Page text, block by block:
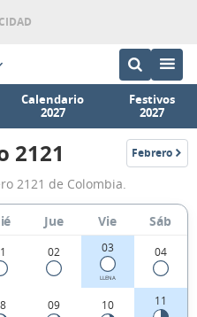
Calendario
2027
Festivos
2027
Calendario
Lunar
Enero
de
Colombia.
2121 Febrero
2121
2121 de Colombia.
Jue Vie Sáb
02 03
LLENA
04
09 10 11